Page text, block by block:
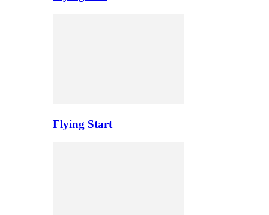
Flying Start